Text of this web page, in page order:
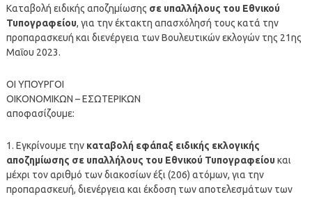
Καταβολή ειδικής αποζημίωσης σε υπαλλήλους του Εθνικού
Τυπογραφείου, για την έκτακτη απασχόλησή τους κατά την
προπαρασκευή και διενέργεια των Βουλευτικών εκλογών της 21ης
Μαΐου 2023.
ΟΙ ΥΠΟΥΡΓΟΙ
ΟΙΚΟΝΟΜΙΚΩΝ – ΕΣΩΤΕΡΙΚΩΝ
αποφασίζουμε:
1. Εγκρίνουμε την καταβολή εφάπαξ ειδικής εκλογικής
αποζημίωσης σε υπαλλήλους του Εθνικού Τυπογραφείουκαι
μέχρι τον αριθμό των διακοσίων έξι (206) ατόμων, για την
προπαρασκευή, διενέργεια και έκδοση των αποτελεσμάτων των